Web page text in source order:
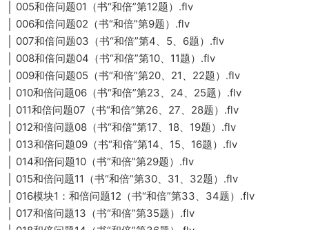
│ 005和倍问题01（书“和倍”第12题）.flv
│ 006和倍问题02（书“和倍”第9题）.flv
│ 007和倍问题03（书“和倍”第4、5、6题）.flv
│ 008和倍问题04（书“和倍”第10、11题）.flv
│ 009和倍问题05（书“和倍”第20、21、22题）.flv
│ 010和倍问题06（书“和倍”第23、24、25题）.flv
│ 011和倍问题07（书“和倍”第26、27、28题）.flv
│ 012和倍问题08（书“和倍”第17、18、19题）.flv
│ 013和倍问题09（书“和倍”第14、15、16题）.flv
│ 014和倍问题10（书“和倍”第29题）.flv
│ 015和倍问题11（书“和倍”第30、31、32题）.flv
│ 016模块1：和倍问题12（书“和倍”第33、34题）.flv
│ 017和倍问题13（书“和倍”第35题）.flv